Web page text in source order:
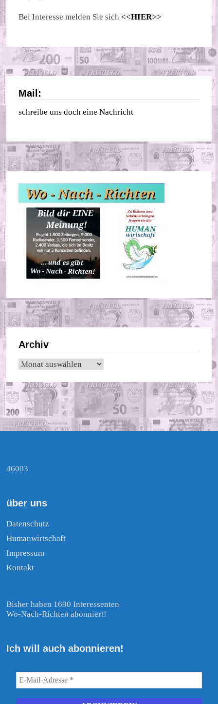
Bei Interesse melden Sie sich <<HIER>>
Mail:
schreibe uns doch eine Nachricht
Archiv
Archiv
46003
über uns
Datenschutz
Humanwirtschaft
Impressum
Kontakt
Bisher haben 1690 Interessenten
Wo-Nach-Richten abonniert!
Ich will auch abonnieren!